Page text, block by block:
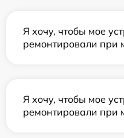
Я хочу, чтобы мое
ремонтировали при
Я хочу, чтобы мое
ремонтировали при